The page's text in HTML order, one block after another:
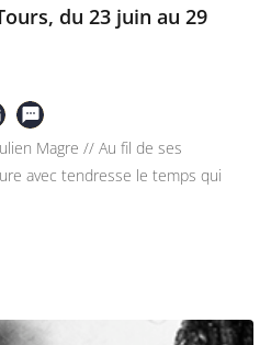
du 23 juin au 29
Magre // Au fil de ses
avec tendresse le temps qui